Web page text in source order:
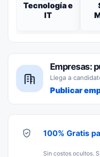
Tecnología e
IT
Empresas:
Llega a
Publicar
100% Gratis
Sin costos ocultos.